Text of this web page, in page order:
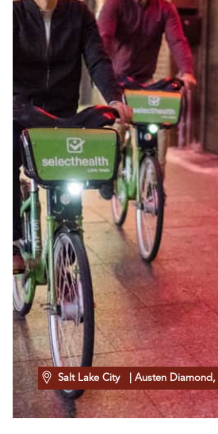
Salt Lake City | Austen Diamond,